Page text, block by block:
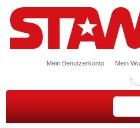
Mein Benutzerkonto Mein